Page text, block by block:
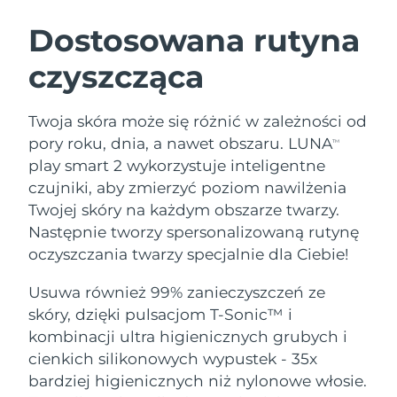
Dostosowana rutyna
czyszcząca
Twoja skóra może się różnić w zależności od
pory roku, dnia, a nawet obszaru. LUNATM
play smart 2 wykorzystuje inteligentne
czujniki, aby zmierzyć poziom nawilżenia
Twojej skóry na każdym obszarze twarzy.
Następnie tworzy spersonalizowaną rutynę
oczyszczania twarzy specjalnie dla Ciebie!
Usuwa również 99% zanieczyszczeń ze
skóry, dzięki pulsacjom T-Sonic™ i
kombinacji ultra higienicznych grubych i
cienkich silikonowych wypustek - 35x
bardziej higienicznych niż nylonowe włosie.
Oczyszczanie twarzy
LUNA™ 4 zestaw
Anti-aging massage
LUNA™ 4 Plus
Massage, LED heating
LUNA™ 4 Men
For men, anti-aging massage
Lifting twarzy
BEAR™ 2 zestaw
Microcurrent toning
BEAR™ 2 go
Microcurrent toning on-the-go
BEAR™ 2 eyes & lips
Microcurrent line smoothing device
Nawilżenie
UFO™ 3 zestaw
Deep facial hydration
UFO™ 3 LED
Near-infrared and red light therapy
device
Pielęgnacja jamy
ustnej
issa™ 4
Hybrid silicone sonic toothbrush
issa™ 4 plus
Smart hybrid silicone sonic toothbrush
FAQ™ ZABIEG ANTI-AGING
Anti-aging Zabiegi LED
NEW
Australia
Austria
Oczekiwany czas dostawy
Bahrajn
Oczekiwany czas dostawy
8/10/26
Belgia
Oczekiwany czas dostawy
8/9/26
Bermudy
Bośnia i
Hercegowina
Oczekiwany czas dostawy
Oczekiwany czas dostawy